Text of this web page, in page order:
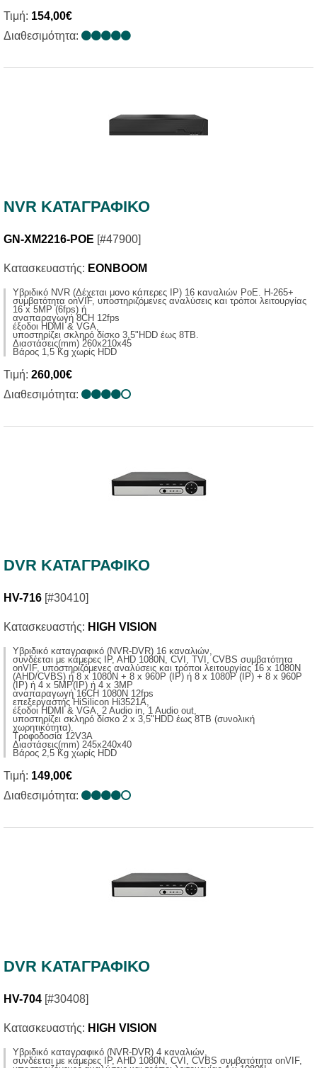
Τιμή: 154,00€
Διαθεσιμότητα:
NVR ΚΑΤΑΓΡΑΦΙΚΟ
GN-XM2216-POE [#47900]
Κατασκευαστής: EONBOOM
Yβριδικό NVR (Δέχεται μονο κάπερες IP) 16 καναλιών PoE. H-265+
συμβατότητα onVIF, υποστηριζόμενες αναλύσεις και τρόποι λειτουργίας
16 x 5MP (6fps) ή
αναπαραγωγή 8CH 12fps
έξοδοι HDMI & VGA,
υποστηρίζει σκληρό δίσκο 3,5"HDD έως 8ΤΒ.
Διαστάσεις(mm) 260x210x45
Βάρος 1,5 Κg χωρίς ΗDD
Τιμή: 260,00€
Διαθεσιμότητα:
DVR ΚΑΤΑΓΡΑΦΙΚΟ
HV-716 [#30410]
Κατασκευαστής: HIGH VISION
Yβριδικό καταγραφικό (NVR-DVR) 16 καναλιών,
συνδέεται με κάμερες IP, AHD 1080N, CVI, TVI, CVBS συμβατότητα
onVIF, υποστηριζόμενες αναλύσεις και τρόποι λειτουργίας 16 x 1080N
(AHD/CVBS) ή 8 x 1080N + 8 x 960P (IP) ή 8 x 1080P (ΙP) + 8 x 960P
(IP) ή 4 x 5MP(IP) ή 4 x 3MP
αναπαραγωγή 16CH 1080N 12fps
επεξεργαστής ΗiSilicon Hi3521A,
έξοδοι HDMI & VGA, 2 Audio in, 1 Audio out,
υποστηρίζει σκληρό δίσκο 2 x 3,5"HDD έως 8ΤΒ (συνολική
χωρητικότητα).
Τροφοδοσία 12V3A
Διαστάσεις(mm) 245x240x40
Βάρος 2,5 Κg χωρίς ΗDD
Τιμή: 149,00€
Διαθεσιμότητα:
DVR ΚΑΤΑΓΡΑΦΙΚΟ
HV-704 [#30408]
Κατασκευαστής: HIGH VISION
Yβριδικό καταγραφικό (NVR-DVR) 4 καναλιών,
συνδέεται με κάμερες IP, AHD 1080N, CVI, CVBS συμβατότητα onVIF,